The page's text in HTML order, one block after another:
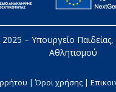
– Υπουργείο
Αθλητισμού
| Όροι χρήσης |